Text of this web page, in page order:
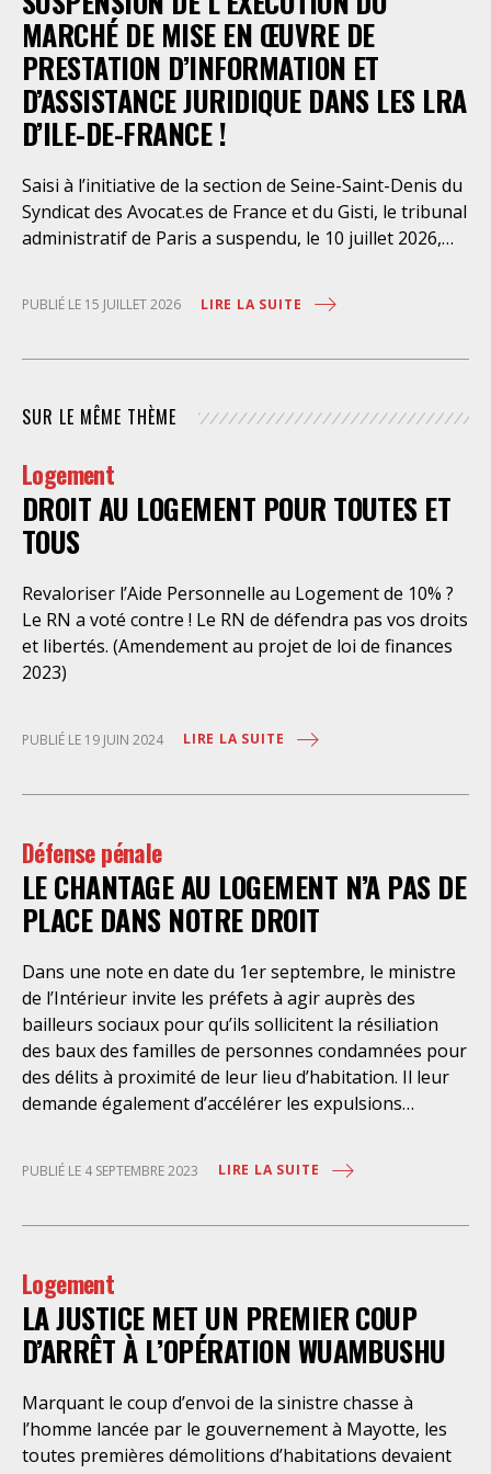
dont l’infirmerie psychiatrique de la préfecture de
police a depuis trop longtemps
MARCHÉ DE MISE EN ŒUVRE DE
PRESTATION D’INFORMATION ET
D’ASSISTANCE JURIDIQUE DANS LES LRA
D’ILE-DE-FRANCE !
Saisi à l’initiative de la section de Seine-Saint-Denis du
Syndicat des Avocat.es de France et du Gisti, le tribunal
administratif de Paris a suspendu, le 10 juillet 2026,
œuvre de prestations d’information et d’assistance
juridique des étrangers maintenus dans les locaux de
droits fondamentaux des personnes retenues et
déontologiques régissant la profession d’avocat. Ainsi,
l’assistance dont bénéficient les personnes retenues,
limitée à trois heures de permanence téléphonique
quotidienne sauf le dimanche (la présence de l’avocat
vise uniquement à « expliciter la procédure dont fait
l’objet le retenu ainsi que les droits qui découlent de
celle-ci et dont il bénéficie ». De telles dispositions
n’ont pour but, derrière l’affichage illusoire d’une
d’exercer un recours contre la décision administrative
est en outre manifestement incompatible avec
place les avocats titulaires dans une situation de
conflit d’intérêt évidente. Selon le juge des
PUBLIÉ LE 15 JUILLET 2026 LIRE LA SUITE
SUR LE MÊME THÈME
Logement
DROIT AU LOGEMENT POUR TOUTES ET
TOUS
Revaloriser l’Aide Personnelle au Logement de 10% ?
Le RN a voté contre ! Le RN de défendra pas vos droits
et libertés. (Amendement au projet de loi de finances
2023)
PUBLIÉ LE 19 JUIN 2024 LIRE LA SUITE
Défense pénale
LE CHANTAGE AU LOGEMENT N’A PAS DE
PLACE DANS NOTRE DROIT
Dans une note en date du 1er septembre, le ministre
de l’Intérieur invite les préfets à agir auprès des
bailleurs sociaux pour qu’ils sollicitent la résiliation
des baux des familles de personnes condamnées pour
des délits à proximité de leur lieu d’habitation. Il leur
demande également d’accélérer les expulsions
incertaine juridiquement, qu’elle est humainement
organismes d’habitations à loyer modéré (qui pour
certains sont des organismes privés). Surtout, il
s’agirait là d’un dévoiement de la loi du 6 juillet 1989
sur les rapports locatifs et de l’obligation d’usage
paisible du logement qui est inscrite. La loi prohibe
l’occupation du logement qui remettent en cause la
tranquillité, la salubrité ou la sécurité des lieux : par
PUBLIÉ LE 4 SEPTEMBRE 2023 LIRE LA SUITE
Logement
LA JUSTICE MET UN PREMIER COUP
D’ARRÊT À L’OPÉRATION WUAMBUSHU
Marquant le coup d’envoi de la sinistre chasse à
l’homme lancée par le gouvernement à Mayotte, les
toutes premières démolitions d’habitations devaient